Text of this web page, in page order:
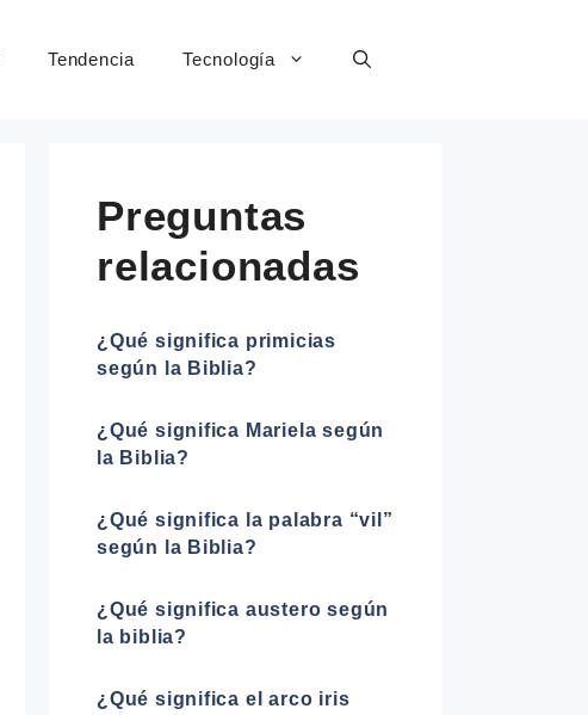
Tendencia Tecnología
Preguntas
relacionadas
¿Qué significa primicias
según la Biblia?
¿Qué significa Mariela según
la Biblia?
¿Qué significa la palabra “vil”
según la Biblia?
¿Qué significa austero según
la biblia?
¿Qué significa el arco iris